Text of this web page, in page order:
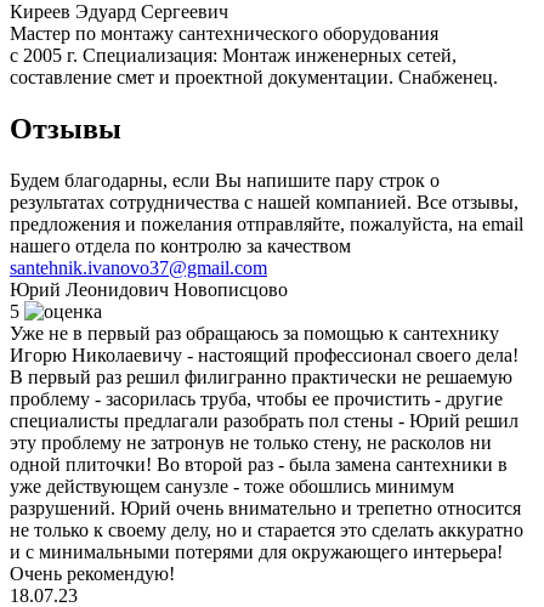
Киреев Эдуард Сергеевич
Мастер по монтажу сантехнического оборудования
с 2005 г. Специализация: Монтаж инженерных сетей,
составление смет и проектной документации. Снабженец.
Отзывы
Будем благодарны, если Вы напишите пару строк о
результатах сотрудничества с нашей компанией. Все отзывы,
предложения и пожелания отправляйте, пожалуйста, на email
нашего отдела по контролю за качеством
santehnik.ivanovo37@gmail.com
Юрий Леонидович Новописцово
5
Уже не в первый раз обращаюсь за помощью к сантехнику
Игорю Николаевичу - настоящий профессионал своего дела!
В первый раз решил филигранно практически не решаемую
проблему - засорилась труба, чтобы ее прочистить - другие
специалисты предлагали разобрать пол стены - Юрий решил
эту проблему не затронув не только стену, не расколов ни
одной плиточки! Во второй раз - была замена сантехники в
уже действующем санузле - тоже обошлись минимум
разрушений. Юрий очень внимательно и трепетно относится
не только к своему делу, но и старается это сделать аккуратно
и с минимальными потерями для окружающего интерьера!
Очень рекомендую!
18.07.23